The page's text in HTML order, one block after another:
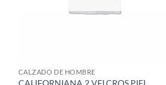
CALZADO DE HOMBRE
CALIFORNIANA 2 VELCROS PIEL